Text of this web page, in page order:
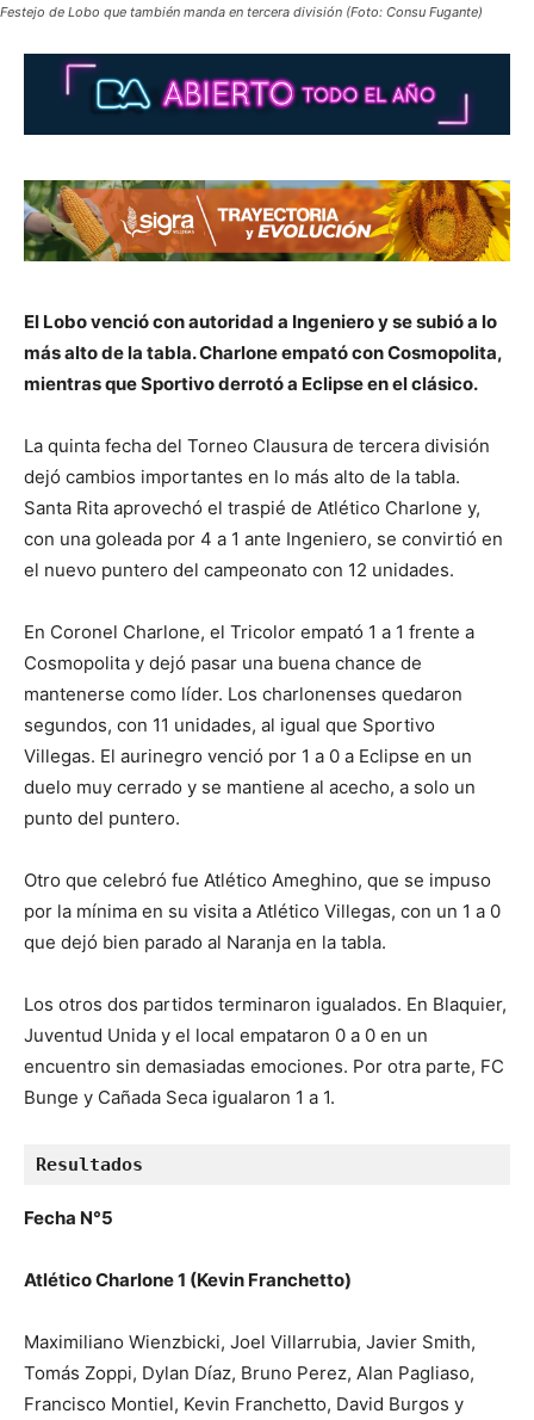
Festejo de Lobo que también manda en tercera división (Foto: Consu Fugante)
El Lobo venció con autoridad a Ingeniero y se subió a lo
más alto de la tabla. Charlone empató con Cosmopolita,
mientras que Sportivo derrotó a Eclipse en el clásico.
La quinta fecha del Torneo Clausura de tercera división
dejó cambios importantes en lo más alto de la tabla.
Santa Rita aprovechó el traspié de Atlético Charlone y,
con una goleada por 4 a 1 ante Ingeniero, se convirtió en
el nuevo puntero del campeonato con 12 unidades.
En Coronel Charlone, el Tricolor empató 1 a 1 frente a
Cosmopolita y dejó pasar una buena chance de
mantenerse como líder. Los charlonenses quedaron
segundos, con 11 unidades, al igual que Sportivo
Villegas. El aurinegro venció por 1 a 0 a Eclipse en un
duelo muy cerrado y se mantiene al acecho, a solo un
punto del puntero.
Otro que celebró fue Atlético Ameghino, que se impuso
por la mínima en su visita a Atlético Villegas, con un 1 a 0
que dejó bien parado al Naranja en la tabla.
Los otros dos partidos terminaron igualados. En Blaquier,
Juventud Unida y el local empataron 0 a 0 en un
encuentro sin demasiadas emociones. Por otra parte, FC
Bunge y Cañada Seca igualaron 1 a 1.
Resultados
Fecha N°5
Atlético Charlone 1 (Kevin Franchetto)
Maximiliano Wienzbicki, Joel Villarrubia, Javier Smith,
Tomás Zoppi, Dylan Díaz, Bruno Perez, Alan Pagliaso,
Francisco Montiel, Kevin Franchetto, David Burgos y